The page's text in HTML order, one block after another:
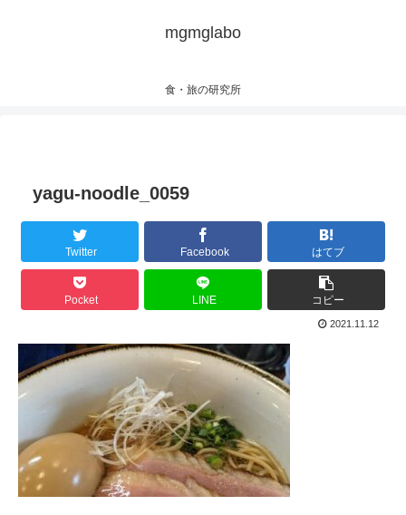
mgmglabo
食・旅の研究所
yagu-noodle_0059
Twitter Facebook はてブ
Pocket LINE コピー
2021.11.12